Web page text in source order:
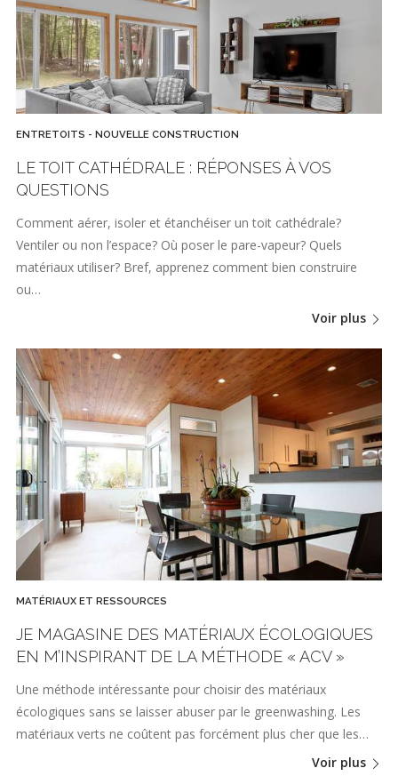
ENTRETOITS - NOUVELLE CONSTRUCTION
LE TOIT CATHÉDRALE : RÉPONSES À VOS
QUESTIONS
Comment aérer, isoler et étanchéiser un toit cathédrale?
Ventiler ou non l’espace? Où poser le pare-vapeur? Quels
matériaux utiliser? Bref, apprenez comment bien construire
ou…
Voir plus
MATÉRIAUX ET RESSOURCES
JE MAGASINE DES MATÉRIAUX ÉCOLOGIQUES
EN M’INSPIRANT DE LA MÉTHODE « ACV »
Une méthode intéressante pour choisir des matériaux
écologiques sans se laisser abuser par le greenwashing. Les
matériaux verts ne coûtent pas forcément plus cher que les…
Voir plus